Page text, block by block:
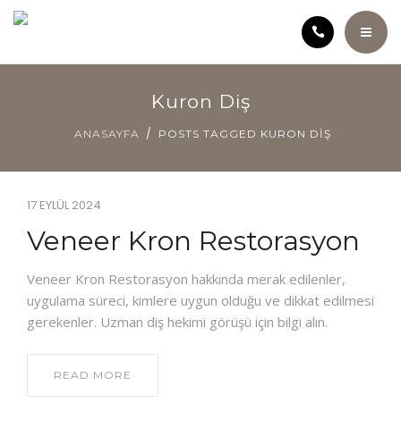
KLINIĞIMIZ
KURUCU HEKIM HATICE ÖZÇELIK
ÜCRET POLITIKAMIZ
Kuron Diş
ANASAYFA POSTS TAGGED KURON DIŞ
17 EYLÜL 2024
Veneer Kron Restorasyon
Veneer Kron Restorasyon hakkında merak edilenler,
uygulama süreci, kimlere uygun olduğu ve dikkat edilmesi
gerekenler. Uzman diş hekimi görüşü için bilgi alın.
READ MORE